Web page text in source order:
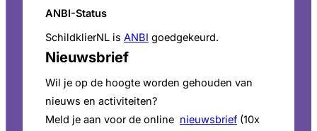
ANBI-Status
SchildklierNL is ANBI goedgekeurd.
Nieuwsbrief
Wil je op de hoogte worden gehouden van
nieuws en activiteiten?
Meld je aan voor de online nieuwsbrief (10x